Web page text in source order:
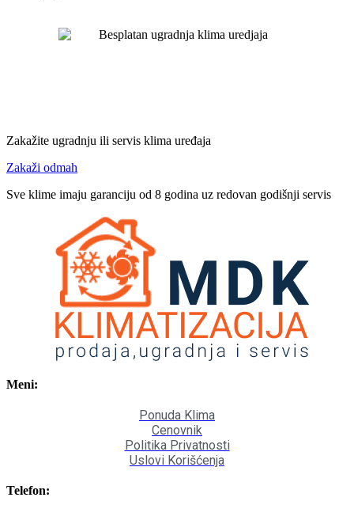
Zakažite ugradnju ili servis klima uređaja
Zakaži odmah
Sve klime imaju garanciju od 8 godina uz redovan godišnji servis
Meni:
Ponuda Klima
Cenovnik
Politika Privatnosti
Uslovi Korišćenja
Telefon: